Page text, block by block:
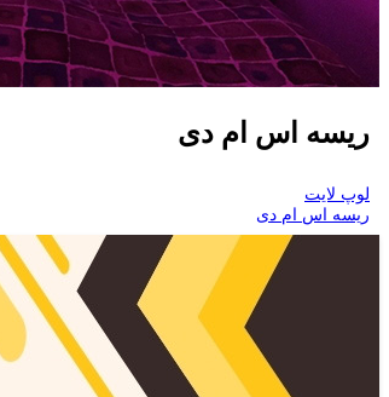
ریسه اس ام دی
لوپ لایت
ریسه اس ام دی